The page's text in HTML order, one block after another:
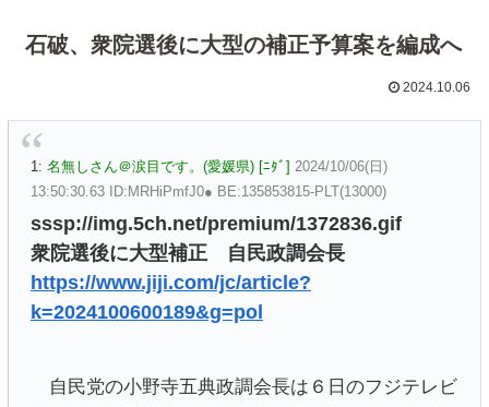
石破、衆院選後に大型の補正予算案を編成へ
2024.10.06
1: 名無しさん＠涙目です。(愛媛県) [ﾆﾀﾞ] 2024/10/06(日)
13:50:30.63 ID:MRHiPmfJ0● BE:135853815-PLT(13000)
sssp://img.5ch.net/premium/1372836.gif
衆院選後に大型補正 自民政調会長
https://www.jiji.com/jc/article?
k=2024100600189&g=pol
自民党の小野寺五典政調会長は６日のフジテレビ